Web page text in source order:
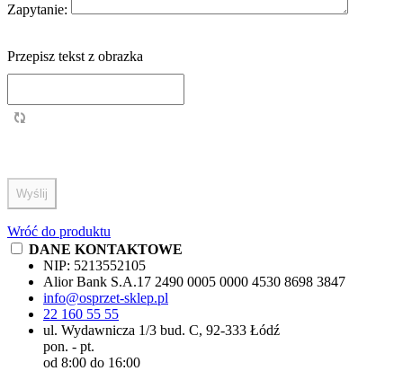
Zapytanie:
Przepisz tekst z obrazka
Wróć do produktu
DANE KONTAKTOWE
NIP: 5213552105
Alior Bank S.A.17 2490 0005 0000 4530 8698 3847
info@osprzet-sklep.pl
22 160 55 55
ul. Wydawnicza 1/3 bud. C, 92-333 Łódź
pon. - pt.
od 8:00 do 16:00